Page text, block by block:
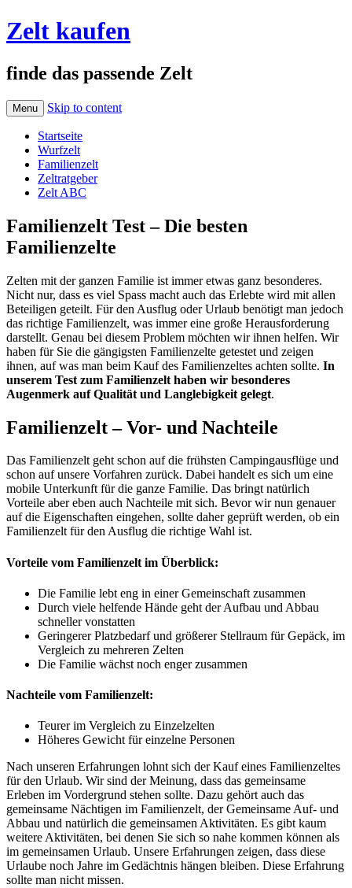
Zelt kaufen
finde das passende Zelt
Menu Skip to content
Startseite
Wurfzelt
Familienzelt
Zeltratgeber
Zelt ABC
Familienzelt Test – Die besten
Familienzelte
Zelten mit der ganzen Familie ist immer etwas ganz besonderes.
Nicht nur, dass es viel Spass macht auch das Erlebte wird mit allen
Beteiligen geteilt. Für den Ausflug oder Urlaub benötigt man jedoch
das richtige Familienzelt, was immer eine große Herausforderung
darstellt. Genau bei diesem Problem möchten wir ihnen helfen. Wir
haben für Sie die gängigsten Familienzelte getestet und zeigen
ihnen, auf was man beim Kauf des Familienzeltes achten sollte. In
unserem Test zum Familienzelt haben wir besonderes
Augenmerk auf Qualität und Langlebigkeit gelegt.
Familienzelt – Vor- und Nachteile
Das Familienzelt geht schon auf die frühsten Campingausflüge und
schon auf unsere Vorfahren zurück. Dabei handelt es sich um eine
mobile Unterkunft für die ganze Familie. Das bringt natürlich
Vorteile aber eben auch Nachteile mit sich. Bevor wir nun genauer
auf die Eigenschaften eingehen, sollte daher geprüft werden, ob ein
Familienzelt für den Ausflug die richtige Wahl ist.
Vorteile vom Familienzelt im Überblick:
Die Familie lebt eng in einer Gemeinschaft zusammen
Durch viele helfende Hände geht der Aufbau und Abbau
schneller vonstatten
Geringerer Platzbedarf und größerer Stellraum für Gepäck, im
Vergleich zu mehreren Zelten
Die Familie wächst noch enger zusammen
Nachteile vom Familienzelt:
Teurer im Vergleich zu Einzelzelten
Höheres Gewicht für einzelne Personen
Nach unseren Erfahrungen lohnt sich der Kauf eines Familienzeltes
für den Urlaub. Wir sind der Meinung, dass das gemeinsame
Erleben im Vordergrund stehen sollte. Dazu gehört auch das
gemeinsame Nächtigen im Familienzelt, der Gemeinsame Auf- und
Abbau und natürlich die gemeinsamen Aktivitäten. Es gibt kaum
weitere Aktivitäten, bei denen Sie sich so nahe kommen können als
im gemeinsamen Urlaub. Unsere Erfahrungen zeigen, dass diese
Urlaube noch Jahre im Gedächtnis hängen bleiben. Diese Erfahrung
sollte man nicht missen.